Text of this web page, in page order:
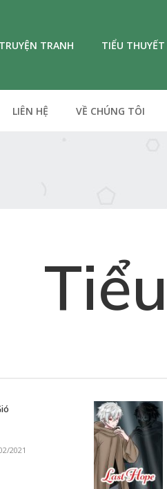
TRUYỆN TRANH TIỂU THUYẾT
LIÊN HỆ VỀ CHÚNG TÔI
2021